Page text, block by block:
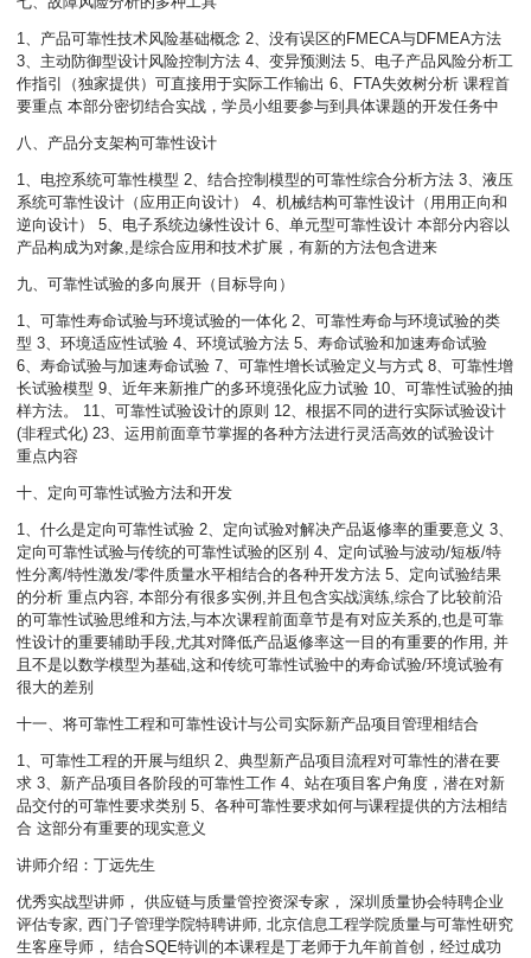
1、产品可靠性技术风险基础概念 2、没有误区的FMECA与DFMEA方法
3、主动防御型设计风险控制方法 4、变异预测法 5、电子产品风险分析工
作指引（独家提供）可直接用于实际工作输出 6、FTA失效树分析 课程首
要重点 本部分密切结合实战，学员小组要参与到具体课题的开发任务中
八、产品分支架构可靠性设计
1、电控系统可靠性模型 2、结合控制模型的可靠性综合分析方法 3、液压
系统可靠性设计（应用正向设计） 4、机械结构可靠性设计（用用正向和
逆向设计） 5、电子系统边缘性设计 6、单元型可靠性设计 本部分内容以
产品构成为对象,是综合应用和技术扩展，有新的方法包含进来
九、可靠性试验的多向展开（目标导向）
1、可靠性寿命试验与环境试验的一体化 2、可靠性寿命与环境试验的类
型 3、环境适应性试验 4、环境试验方法 5、寿命试验和加速寿命试验
6、寿命试验与加速寿命试验 7、可靠性增长试验定义与方式 8、可靠性增
长试验模型 9、近年来新推广的多环境强化应力试验 10、可靠性试验的抽
样方法。 11、可靠性试验设计的原则 12、根据不同的进行实际试验设计
(非程式化) 23、运用前面章节掌握的各种方法进行灵活高效的试验设计
重点内容
十、定向可靠性试验方法和开发
1、什么是定向可靠性试验 2、定向试验对解决产品返修率的重要意义 3、
定向可靠性试验与传统的可靠性试验的区别 4、定向试验与波动/短板/特
性分离/特性激发/零件质量水平相结合的各种开发方法 5、定向试验结果
的分析 重点内容, 本部分有很多实例,并且包含实战演练,综合了比较前沿
的可靠性试验思维和方法,与本次课程前面章节是有对应关系的,也是可靠
性设计的重要辅助手段,尤其对降低产品返修率这一目的有重要的作用, 并
且不是以数学模型为基础,这和传统可靠性试验中的寿命试验/环境试验有
很大的差别
十一、将可靠性工程和可靠性设计与公司实际新产品项目管理相结合
1、可靠性工程的开展与组织 2、典型新产品项目流程对可靠性的潜在要
求 3、新产品项目各阶段的可靠性工作 4、站在项目客户角度，潜在对新
品交付的可靠性要求类别 5、各种可靠性要求如何与课程提供的方法相结
合 这部分有重要的现实意义
讲师介绍：丁远先生
优秀实战型讲师， 供应链与质量管控资深专家， 深圳质量协会特聘企业
评估专家, 西门子管理学院特聘讲师, 北京信息工程学院质量与可靠性研究
生客座导师， 结合SQE特训的本课程是丁老师于九年前首创，经过成功